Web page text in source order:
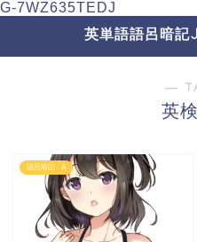
G-7WZ635TEDJ
英単語語呂暗
―
英
語呂暗記 - A